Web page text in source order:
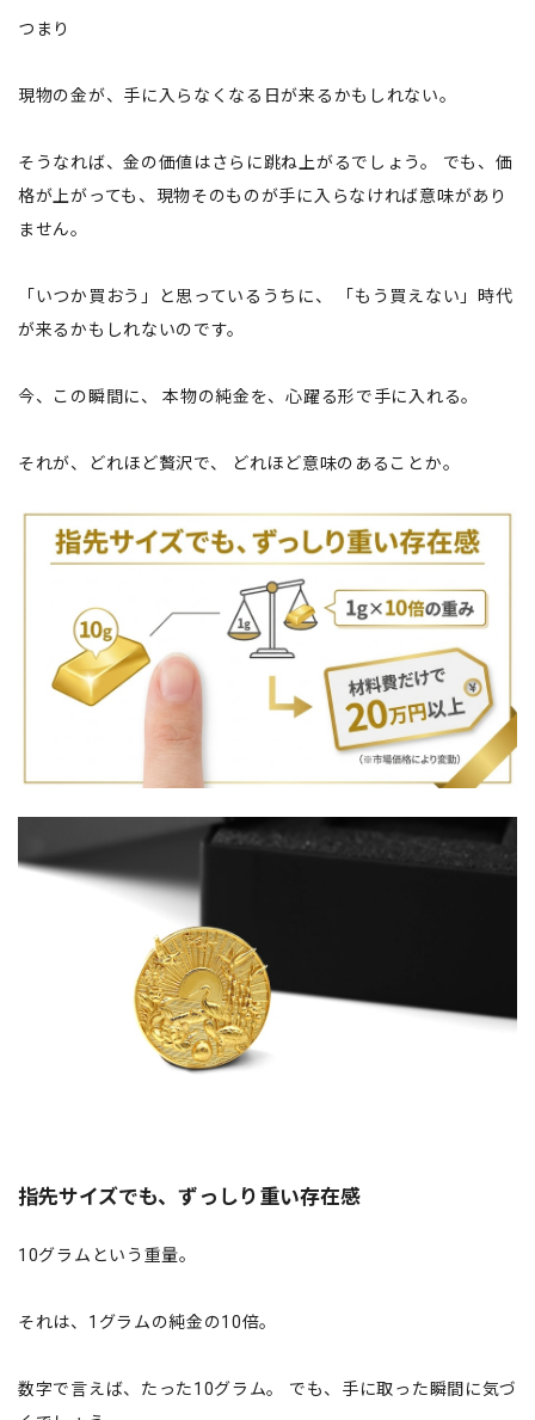
つまり
現物の金が、手に入らなくなる日が来るかもしれない。
そうなれば、金の価値はさらに跳ね上がるでしょう。 でも、価
格が上がっても、現物そのものが手に入らなければ意味があり
ません。
「いつか買おう」と思っているうちに、 「もう買えない」時代
が来るかもしれないのです。
今、この瞬間に、 本物の純金を、心躍る形で手に入れる。
それが、どれほど贅沢で、 どれほど意味のあることか。
指先サイズでも、ずっしり重い存在感
10グラムという重量。
それは、1グラムの純金の10倍。
数字で言えば、たった10グラム。 でも、手に取った瞬間に気づ